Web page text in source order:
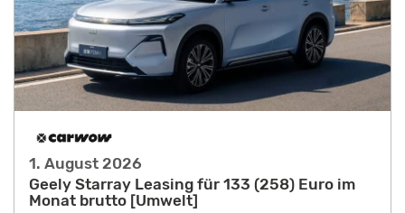
1. August 2026
Geely Starray Leasing für 133 (258) Euro im
Monat brutto [Umwelt]